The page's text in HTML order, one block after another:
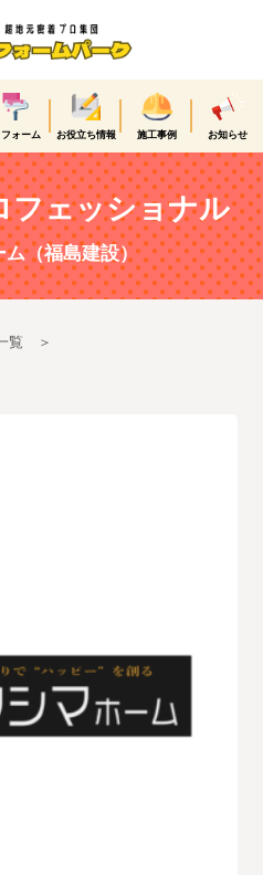
フォーム お役立ち情報 施工事例 お知らせ
フェッショナル
ム（福島建設）
覧